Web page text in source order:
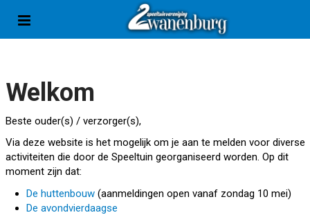
Welkom
Beste ouder(s) / verzorger(s),
Via deze website is het mogelijk om je aan te melden voor diverse
activiteiten die door de Speeltuin georganiseerd worden. Op dit
moment zijn dat:
De huttenbouw(aanmeldingen open vanaf zondag 10 mei)
De avondvierdaagse